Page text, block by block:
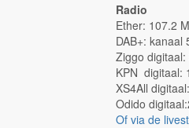
Radio
Ether: 107.2
DAB+: kanaal
Ziggo digitaal:
KPN digitaal:
XS4All
Odido
Of via de